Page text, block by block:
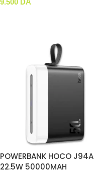
9.500 DA
POWERBANK HOCO J94A
22.5W 50000MAH